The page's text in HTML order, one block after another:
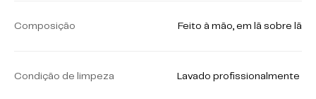
Composição Feito à mão, em lã sobre lã
Condição de limpeza Lavado profissionalmente